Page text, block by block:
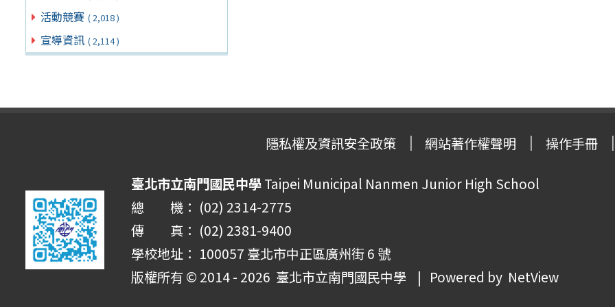
活動競賽 ( 2,018 )
宣導資訊 ( 2,114 )
隱私權及資訊安全政策 網站著作權聲明 操作手冊
臺北市立南門國民中學Taipei Municipal Nanmen Junior High School
總 機： (02) 2314-2775
傳 真： (02) 2381-9400
學校地址： 100057 臺北市中正區廣州街 6 號
版權所有 © 2014 - 2026 臺北市立南門國民中學 | Powered by NetView